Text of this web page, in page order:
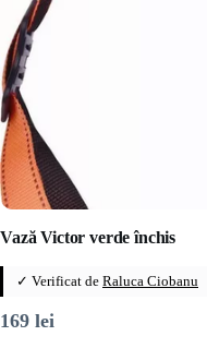
Vază Victor verde închis
✓ Verificat de Raluca Ciobanu
169 lei